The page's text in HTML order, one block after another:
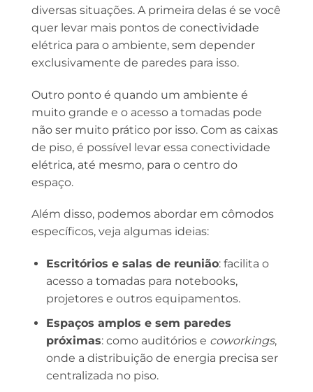
diversas situações. A primeira delas é se você
quer levar mais pontos de conectividade
elétrica para o ambiente, sem depender
exclusivamente de paredes para isso.
Outro ponto é quando um ambiente é
muito grande e o acesso a tomadas pode
não ser muito prático por isso. Com as caixas
de piso, é possível levar essa conectividade
elétrica, até mesmo, para o centro do
espaço.
Além disso, podemos abordar em cômodos
específicos, veja algumas ideias:
Escritórios e salas de reunião: facilita o
acesso a tomadas para notebooks,
projetores e outros equipamentos.
Espaços amplos e sem paredes
próximas: como auditórios e coworkings,
onde a distribuição de energia precisa ser
centralizada no piso.